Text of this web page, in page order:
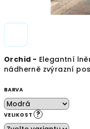
Orchid - Elegantní
nádherně zvýrazní
BARVA
VELIKOST ?